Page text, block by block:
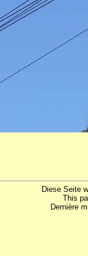
Diese Seite
This
Dernière